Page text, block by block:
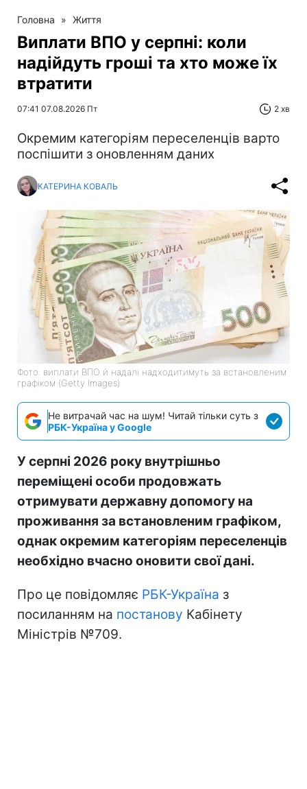
Головна » Життя
Виплати ВПО у серпні: коли
надійдуть гроші та хто може їх
втратити
07:41 07.08.2026 Пт 2 хв
Окремим категоріям переселенців варто
поспішити з оновленням даних
КАТЕРИНА КОВАЛЬ
Фото: виплати ВПО й надалі надходитимуть за встановленим
графіком (Getty Images)
Не витрачай час на шум! Читай тільки суть з
РБК-Україна у Google
У серпні 2026 року внутрішньо
переміщені особи продовжать
отримувати державну допомогу на
проживання за встановленим графіком,
однак окремим категоріям переселенців
необхідно вчасно оновити свої дані.
Про це повідомляє РБК-Україна з
посиланням на постанову Кабінету
Міністрів №709.